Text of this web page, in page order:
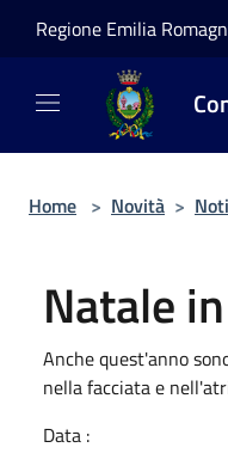
Regione Emilia
Home > Novità >
Natale
Anche quest'anno
nella facciata e
Data :